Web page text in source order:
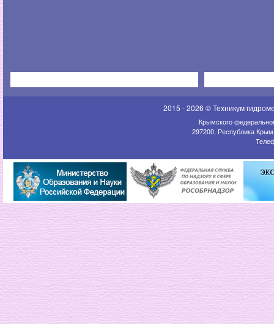
2015 - 2026 © Техникум
Крымского
297200, Республика